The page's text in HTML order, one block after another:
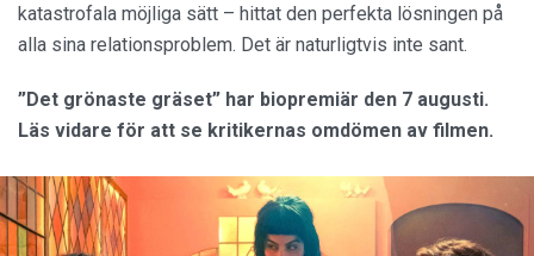
katastrofala möjliga sätt – hittat den perfekta lösningen på
alla sina relationsproblem. Det är naturligtvis inte sant.
”Det grönaste gräset” har biopremiär den 7 augusti.
Läs vidare för att se kritikernas omdömen av filmen.